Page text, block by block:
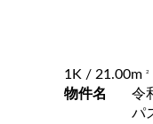
1K / 21.00m 2
物件名
令
パ